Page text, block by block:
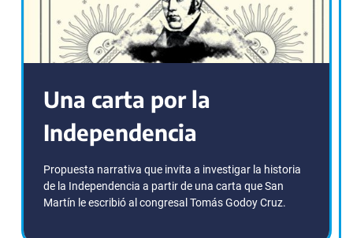
Una carta por la
Independencia
Propuesta narrativa que invita a investigar la historia
de la Independencia a partir de una carta que San
Martín le escribió al congresal Tomás Godoy Cruz.